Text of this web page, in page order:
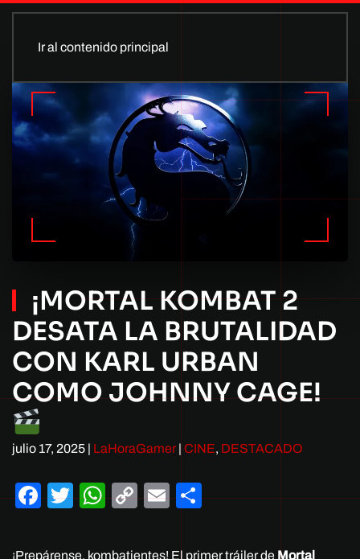
Ir al contenido principal
¡MORTAL KOMBAT 2
DESATA LA BRUTALIDAD
CON KARL URBAN
COMO JOHNNY CAGE!
julio 17, 2025 | LaHoraGamer | CINE, DESTACADO
Facebook
Twitter
WhatsApp
CopyEmailCompartir
¡Prepárense, kombatientes! El primer tráiler de Mortal